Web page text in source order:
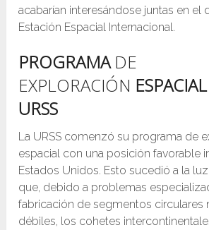
acabarían interesándose juntas en el
Estación Espacial Internacional.
PROGRAMADE
EXPLORACIÓN
URSS
La URSS comenzó su programa de
espacial con una posición favorable
Estados Unidos. Esto sucedió a la
que, debido a problemas
fabricación de segmentos circulares
débiles, los cohetes